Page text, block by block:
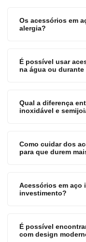
Os acessórios em
alergia?
É possível usar
na água ou
Qual a diferença
inoxidável e
Como cuidar dos
para que durem
Acessórios em aço
investimento?
É possível
com design